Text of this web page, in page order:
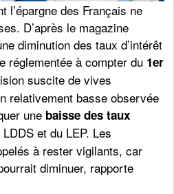
l’épargne des Français ne
D’après le magazine
diminution des taux d’intérêt
réglementée à compter du 1er
suscite de vives
relativement basse observée
une baisse des taux
et du LEP. Les
à rester vigilants, car
diminuer, rapporte